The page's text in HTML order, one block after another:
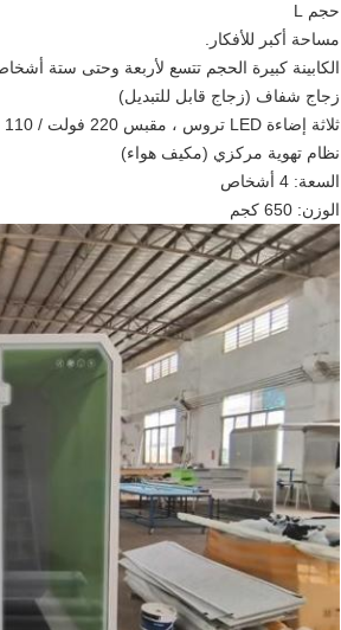
حجم L
مساحة أكبر للأفكار.
الكابينة كبيرة الحجم تتسع لأربعة وحتى ستة
زجاج شفاف (زجاج قابل للتبديل)
ثلاثة إضاءة LED تروس ، مقبس 220 فولت / 110 فولت مع واجهة USB وواجهة شبكة
نظام تهوية مركزي (مكيف هواء)
السعة: 4 أشخاص
الوزن: 650 كجم